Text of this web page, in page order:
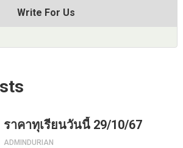
Write For Us
ราคาทุเรียนวันนี้ 29/10/67
ADMINDURIAN